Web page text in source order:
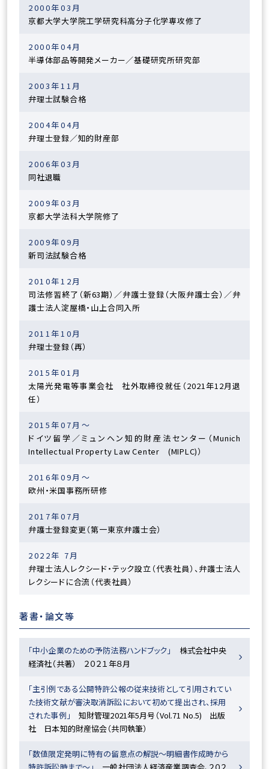
2000年03月
京都大学大学院工学研究科高分子化学専攻修了
2000年04月
半導体部品等開発メーカー／基礎研究所研究部
2003年11月
弁理士試験合格
2004年04月
弁理士登録／知的財産部
2006年03月
同社退職
2009年03月
京都大学法科大学院修了
2009年09月
新司法試験合格
2010年12月
司法修習終了（新63期）／弁護士登録（大阪弁護士会）／弁
護士法人淀屋橋・山上合同入所
2011年10月
弁理士登録（再）
2015年01月
太陽光発電等事業会社 社外取締役就任（2021年12月退
任）
2015年07月～
ドイツ留学／ミュンヘン知的財産法センター（Munich
Intellectual Property Law Center (MIPLC)）
2016年09月～
欧州・米国事務所研修
2017年07月
弁護士登録変更（第一東京弁護士会）
2022年 7月
弁理士法人レクシード・テック設立（代表社員）、弁護士法人
レクシードに合流（代表社員）
著書・論文等
「中小企業のための予防法務ハンドブック」 株式会社中央
経済社（共著） ２０２１年８月
「主引例である公開特許公報の従来技術として引用されてい
た技術文献が審決取消訴訟において初めて提出され、採用
された事例」 知財管理2021年5月号（Vol.71 No.5) 出版
社 日本知的財産協会（共同執筆）
「数値限定発明に特有の留意点の解説～明細書作成時から